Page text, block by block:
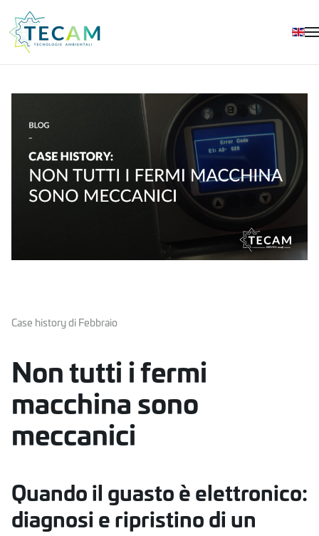
Skip to main content
Case history di Febbraio
Non tutti i fermi
macchina sono
meccanici
Quando il guasto è elettronico:
diagnosi e ripristino di un